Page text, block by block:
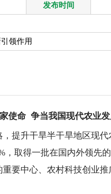
发布时间
领作用
使命 争当我国现代农业
提升干旱半干旱地区现
取得一批在国内外领先
要中心、农村科技创业